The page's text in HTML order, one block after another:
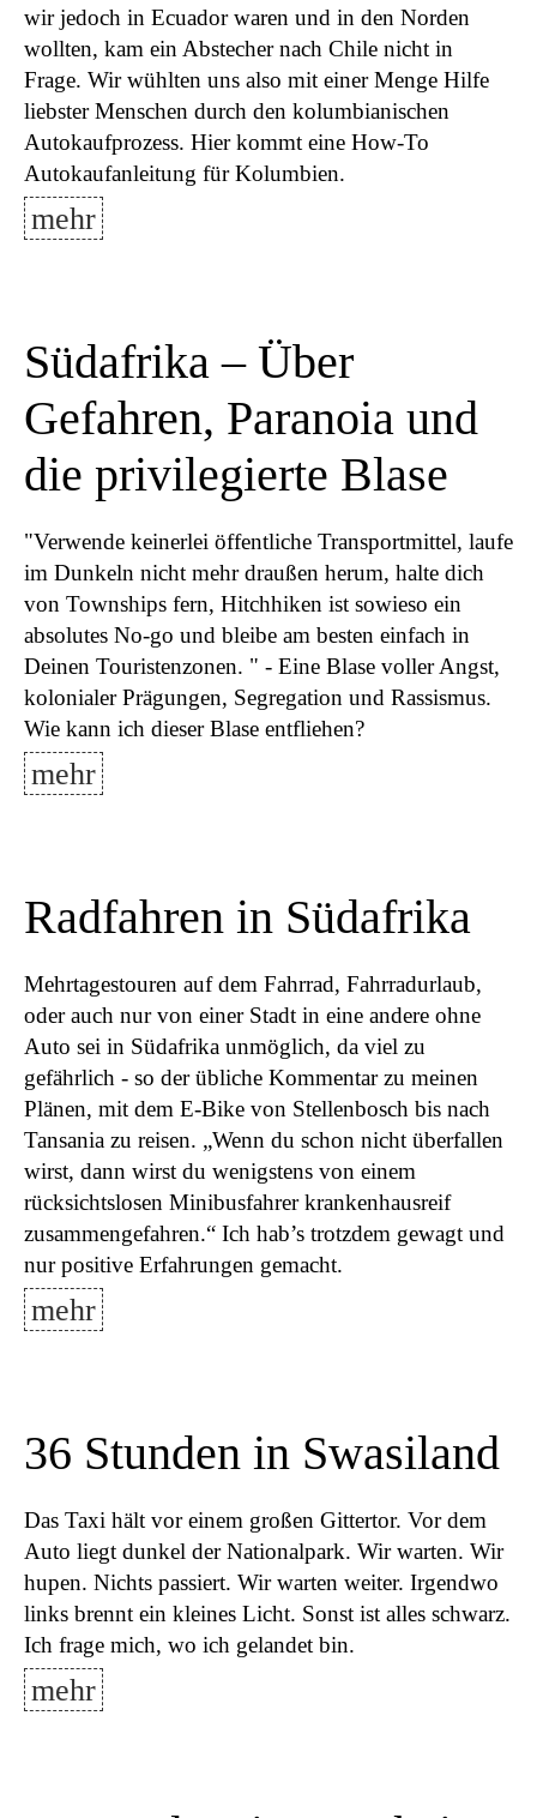
wir jedoch in Ecuador waren und in den Norden
wollten, kam ein Abstecher nach Chile nicht in
Frage. Wir wühlten uns also mit einer Menge Hilfe
liebster Menschen durch den kolumbianischen
Autokaufprozess. Hier kommt eine How-To
Autokaufanleitung für Kolumbien.
mehr
Südafrika – Über
Gefahren, Paranoia und
die privilegierte Blase
"Verwende keinerlei öffentliche Transportmittel, laufe
im Dunkeln nicht mehr draußen herum, halte dich
von Townships fern, Hitchhiken ist sowieso ein
absolutes No-go und bleibe am besten einfach in
Deinen Touristenzonen. " - Eine Blase voller Angst,
kolonialer Prägungen, Segregation und Rassismus.
Wie kann ich dieser Blase entfliehen?
mehr
Radfahren in Südafrika
Mehrtagestouren auf dem Fahrrad, Fahrradurlaub,
oder auch nur von einer Stadt in eine andere ohne
Auto sei in Südafrika unmöglich, da viel zu
gefährlich - so der übliche Kommentar zu meinen
Plänen, mit dem E-Bike von Stellenbosch bis nach
Tansania zu reisen. „Wenn du schon nicht überfallen
wirst, dann wirst du wenigstens von einem
rücksichtslosen Minibusfahrer krankenhausreif
zusammengefahren.“ Ich hab’s trotzdem gewagt und
nur positive Erfahrungen gemacht.
mehr
36 Stunden in Swasiland
Das Taxi hält vor einem großen Gittertor. Vor dem
Auto liegt dunkel der Nationalpark. Wir warten. Wir
hupen. Nichts passiert. Wir warten weiter. Irgendwo
links brennt ein kleines Licht. Sonst ist alles schwarz.
Ich frage mich, wo ich gelandet bin.
mehr